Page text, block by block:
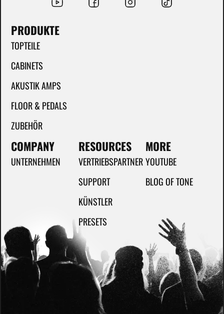
PRODUKTE
TOPTEILE
CABINETS
AKUSTIK AMPS
FLOOR & PEDALS
ZUBEHÖR
COMPANY
UNTERNEHMEN
RESOURCES
VERTRIEBSPARTNER
SUPPORT
KÜNSTLER
PRESETS
MORE
YOUTUBE
BLOG OF TONE